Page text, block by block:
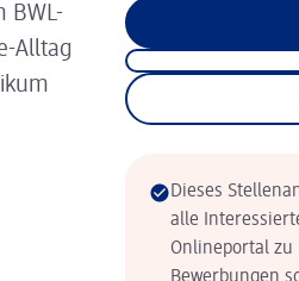
BWL-
Alltag
Dieses
alle
Onlineportal zu